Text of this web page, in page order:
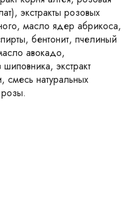
экстракты розовых
масло ядер абрикоса,
бентонит, пчелиный
авокадо,
экстракт
натуральных